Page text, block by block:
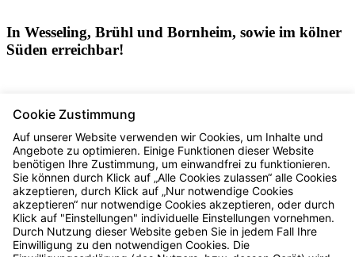
In Wesseling, Brühl und Bornheim, sowie im kölner
Süden erreichbar!
Jedes Workout ist für dich! Mini-Gruppen Personal Training ist
auch möglich!
Probestunde (60min): 49,- €Kontakt
Ab sofort kannst du alle Pässe und Mitgliedschaften direkt in
der App buchen!
Cookie Zustimmung
Auf unserer Website verwenden wir Cookies, um Inhalte und
Angebote zu optimieren. Einige Funktionen dieser Website
benötigen Ihre Zustimmung, um einwandfrei zu funktionieren.
Sie können durch Klick auf „Alle Cookies zulassen“ alle Cookies
akzeptieren, durch Klick auf „Nur notwendige Cookies
akzeptieren“ nur notwendige Cookies akzeptieren, oder durch
Klick auf "Einstellungen" individuelle Einstellungen vornehmen.
Durch Nutzung dieser Website geben Sie in jedem Fall Ihre
Einwilligung zu den notwendigen Cookies. Die